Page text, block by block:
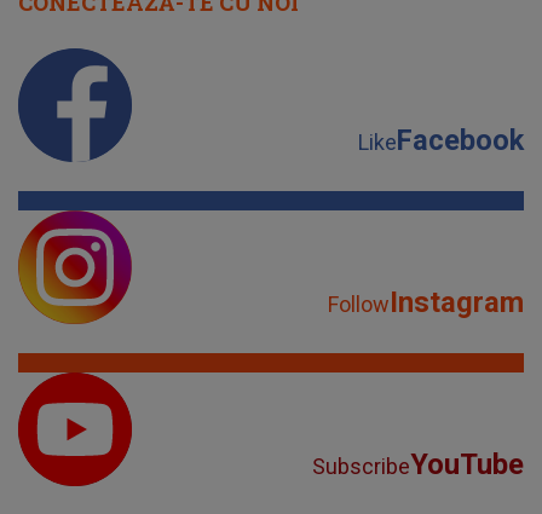
LikeFacebook
FollowInstagram
SubscribeYouTube